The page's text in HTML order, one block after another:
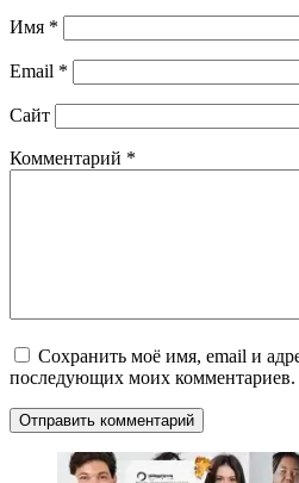
Имя *
Email *
Сайт
Комментарий *
Сохранить моё имя, email и
последующих моих комментариев.